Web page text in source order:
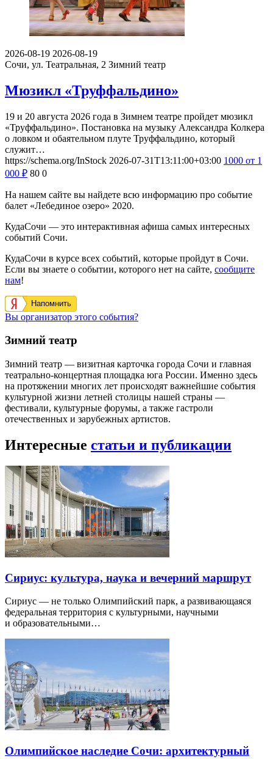
2026-08-19 2026-08-19
Сочи, ул. Театральная, 2 Зимний театр
Мюзикл «Труффальдино»
19 и 20 августа 2026 года в Зимнем театре пройдет мюзикл
«Труффальдино». Постановка на музыку Александра Колкера
о ловком и обаятельном плуте Труффальдино, который
служит…
https://schema.org/InStock 2026-07-31T13:11:00+03:00 1000 от 1
000 ₽ 80 0
На нашем сайте вы найдете всю информацию про событие
балет «Лебединое озеро» 2020.
КудаСочи — это интерактивная афиша самых интересных
событий Сочи.
КудаСочи в курсе всех событий, которые пройдут в Сочи.
Если вы знаете о событии, которого нет на сайте, сообщите
нам!
Напомнить
Вы организатор этого события?
Зимний театр
Зимний театр — визитная карточка города Сочи и главная
театрально-концертная площадка юга России. Именно здесь
на протяжении многих лет происходят важнейшие события
культурной жизни летней столицы нашей страны —
фестивали, культурные форумы, а также гастроли
отечественных и зарубежных артистов.
Интересные статьи и публикации
Сириус: культура, наука и вечерний маршрут
Сириус — не только Олимпийский парк, а развивающаяся
федеральная территория с культурными, научными
и образовательными…
Олимпийское наследие Сочи: архитектурный